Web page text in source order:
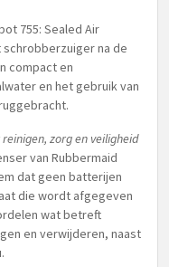
755: Sealed Air
na de
compact en
en het gebruik van
zorg en veiligheid
van Rubbermaid
dat geen batterijen
die wordt afgegeven
wat betreft
en verwijderen, naast